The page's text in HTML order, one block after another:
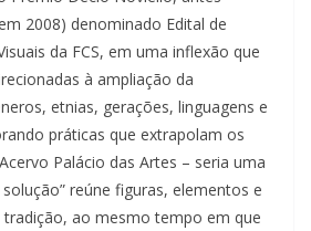
2008) denominado Edital de
da FCS, em uma inflexão que
à ampliação da
etnias, gerações, linguagens e
práticas que extrapolam os
Palácio das Artes – seria uma
reúne figuras, elementos e
tradição, ao mesmo tempo em que